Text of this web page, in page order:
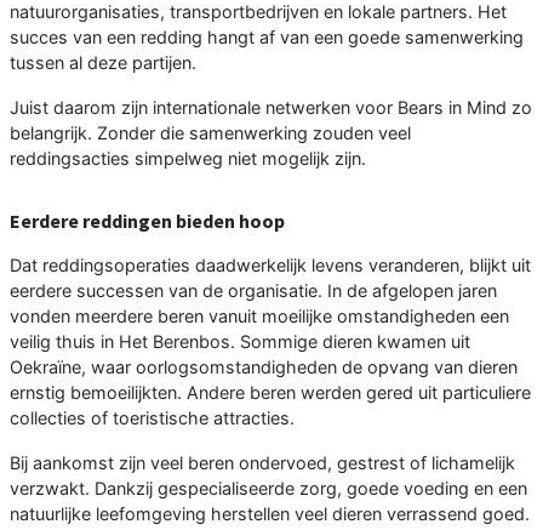
natuurorganisaties, transportbedrijven en lokale partners. Het
succes van een redding hangt af van een goede samenwerking
tussen al deze partijen.
Juist daarom zijn internationale netwerken voor Bears in Mind zo
belangrijk. Zonder die samenwerking zouden veel
reddingsacties simpelweg niet mogelijk zijn.
Eerdere reddingen bieden hoop
Dat reddingsoperaties daadwerkelijk levens veranderen, blijkt uit
eerdere successen van de organisatie. In de afgelopen jaren
vonden meerdere beren vanuit moeilijke omstandigheden een
veilig thuis in Het Berenbos. Sommige dieren kwamen uit
Oekraïne, waar oorlogsomstandigheden de opvang van dieren
ernstig bemoeilijkten. Andere beren werden gered uit particuliere
collecties of toeristische attracties.
Bij aankomst zijn veel beren ondervoed, gestrest of lichamelijk
verzwakt. Dankzij gespecialiseerde zorg, goede voeding en een
natuurlijke leefomgeving herstellen veel dieren verrassend goed.